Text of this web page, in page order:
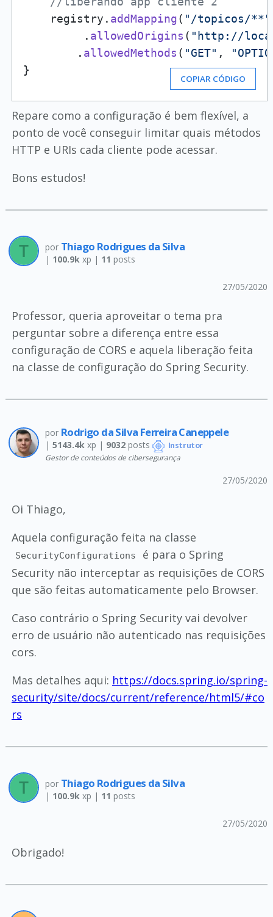
    registry.
addMapping( "/topicos/**"
         .
allowedOrigins ( "http://
        .
allowedMethods ( "GET" ,
}
COPIAR CÓDIGO
Repare como a configuração é bem flexível, a
ponto de você conseguir limitar quais métodos
HTTP e URIs cada cliente pode acessar.
Bons estudos!
por Thiago Rodrigues da Silva
| 100.9kxp | 11 posts
27/05/2020
Professor, queria aproveitar o tema pra
perguntar sobre a diferença entre essa
configuração de CORS e aquela liberação feita
na classe de configuração do Spring Security.
por Rodrigo da Silva Ferreira Caneppele
| 5143.4kxp | 9032posts Instrutor
Gestor de conteúdos de cibersegurança
27/05/2020
Oi Thiago,
Aquela configuração feita na classe
SecurityConfigurations
é para o Spring
Security não interceptar as requisições de CORS
que são feitas automaticamente pelo Browser.
Caso contrário o Spring Security vai devolver
erro de usuário não autenticado nas requisições
cors.
Mas detalhes aqui: https://docs.spring.io/spring-
security/site/docs/current/reference/html5/#co
rs
por Thiago Rodrigues da Silva
| 100.9kxp | 11 posts
27/05/2020
Obrigado!